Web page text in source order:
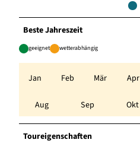
Beste Jahreszeit
geeignet wetterabhängig
Jan Feb Mär Apr
Aug Sep Okt
Toureigenschaften